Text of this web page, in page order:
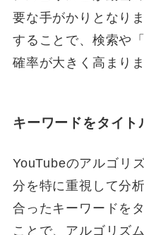
要な手がかりとなり
することで、検索や
確率が大きく高まりま
キーワードをタイト
YouTubeのアルゴリ
分を特に重視して分
合ったキーワードを
ことで、アルゴリズ